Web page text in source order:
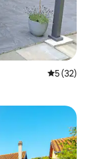
レビュー
5 (32)